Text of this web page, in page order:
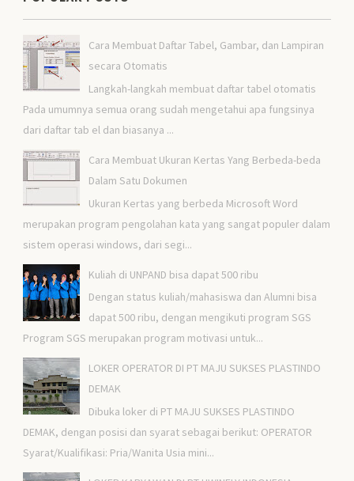
Cara Membuat Daftar Tabel, Gambar, dan Lampiran
secara Otomatis
Langkah-langkah membuat daftar tabel otomatis
Pada umumnya semua orang sudah mengetahui apa fungsinya
dari daftar tab el dan biasanya ...
Cara Membuat Ukuran Kertas Yang Berbeda-beda
Dalam Satu Dokumen
Ukuran Kertas yang berbeda Microsoft Word
merupakan program pengolahan kata yang sangat populer dalam
sistem operasi windows, dari segi...
Kuliah di UNPAND bisa dapat 500 ribu
Dengan status kuliah/mahasiswa dan Alumni bisa
dapat 500 ribu, dengan mengikuti program SGS
Program SGS merupakan program motivasi untuk...
LOKER OPERATOR DI PT MAJU SUKSES PLASTINDO
DEMAK
Dibuka loker di PT MAJU SUKSES PLASTINDO
DEMAK, dengan posisi dan syarat sebagai berikut: OPERATOR
Syarat/Kualifikasi: Pria/Wanita Usia mini...